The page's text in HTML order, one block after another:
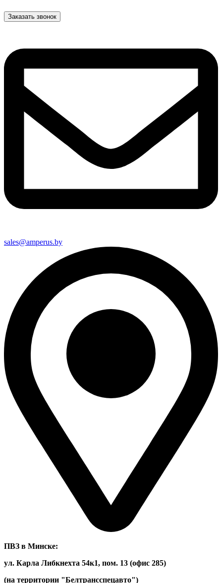
Заказать звонок
sales@amperus.by
ПВЗ в Минске:
ул. Карла Либкнехта 54к1, пом. 13 (офис 285)
(на территории "Белтрансспецавто")